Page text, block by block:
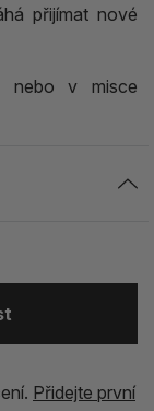
přijímat nové
nebo v misce
Přidejte první